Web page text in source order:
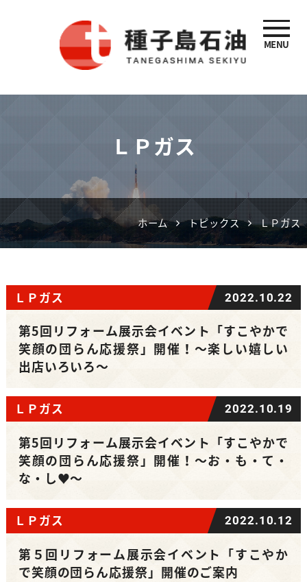
種子島石油
MENU
ＬＰガス
ホーム トピックス ＬＰガス
ＬＰガス 2022.10.22
第5回リフォーム展示会イベント「すこやかで
笑顔の団らん応援祭」開催！～楽しい嬉しい
出店いろいろ～
ＬＰガス 2022.10.19
第5回リフォーム展示会イベント「すこやかで
笑顔の団らん応援祭」開催！～お・も・て・
な・し♥～
ＬＰガス 2022.10.12
第５回リフォーム展示会イベント「すこやか
で笑顔の団らん応援祭」開催のご案内